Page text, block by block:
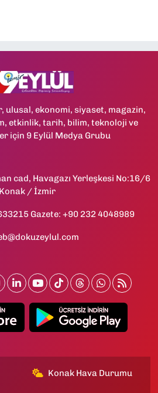
ulusal, ekonomi, siyaset, magazin,
etkinlik, tarih, bilim, teknoloji ve
için 9 Eylül Medya Grubu
cad, Havagazı Yerleşkesi No:16/6
Konak / İzmir
Gazete: +90 232 4048989
Konak Hava Durumu